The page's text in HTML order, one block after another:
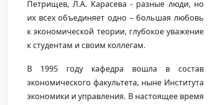
Петрищев, Л.А. Карасева - разные люди, но
их всех объединяет одно – большая любовь
к экономической теории, глубокое уважение
к студентам и своим коллегам.
В 1995 году кафедра вошла в состав
экономического факультета, ныне Института
экономики и управления. В настоящее время